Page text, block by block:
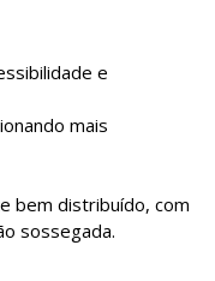
e
mais
bem distribuído, com
sossegada.